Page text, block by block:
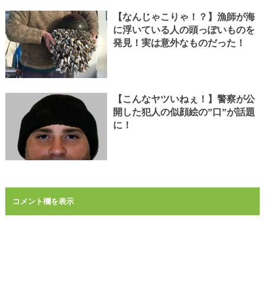
【なんじゃこりゃ！？】漁師が海
に浮いている人の頭っぽいものを
発見！実は意外なものだった！
【こんなヤツいねぇ！】警察が公
開した犯人の似顔絵の”口”が話題
に！
コメント欄を表示